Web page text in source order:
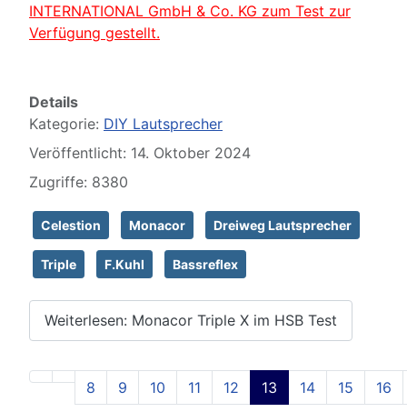
INTERNATIONAL GmbH & Co. KG zum Test zur
Verfügung gestellt.
Details
Kategorie: DIY Lautsprecher
Veröffentlicht: 14. Oktober 2024
Zugriffe: 8380
Celestion Monacor Dreiweg Lautsprecher
Triple F.Kuhl Bassreflex
Weiterlesen: Monacor Triple X im HSB Test
Seite 13 von 129
8 9 10 11 12 13 14 15 16